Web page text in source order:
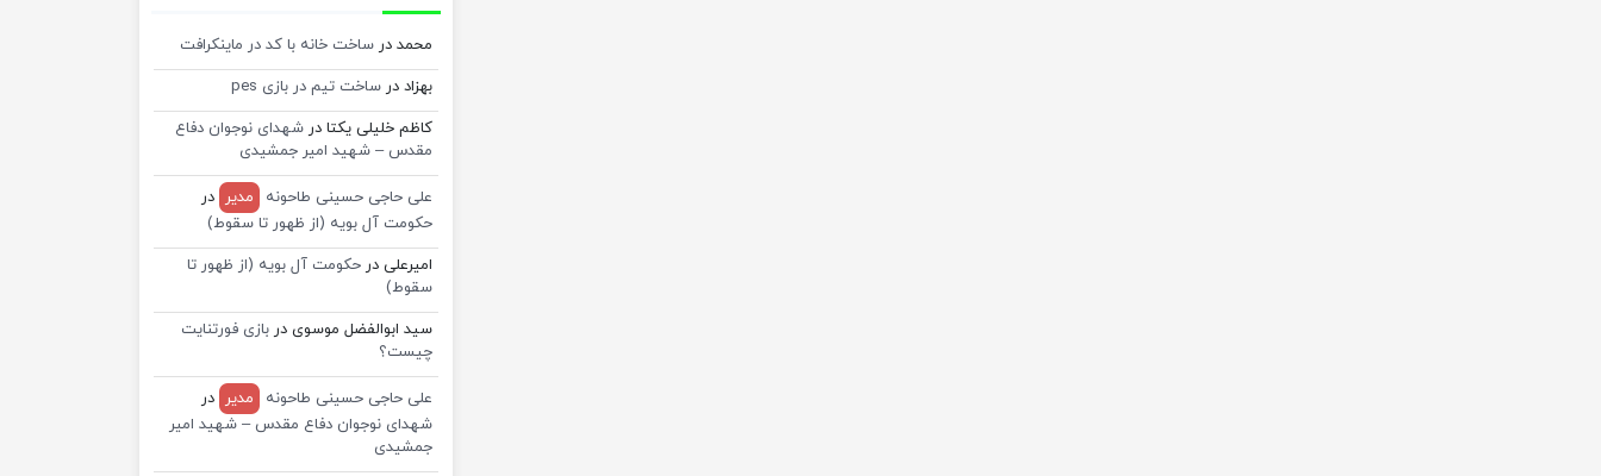
محمد درساخت خانه با کد در ماینکرافت
بهزاد درساخت تیم در بازی pes
کاظم خلیلی یکتا درشهدای نوجوان دفاع
مقدس – شهید امیر جمشیدی
علی حاجی حسینی طاحونه مدیر
در
حکومت آل بویه (از ظهور تا سقوط)
امیرعلی درحکومت آل بویه (از ظهور تا
سقوط)
سید ابوالفضل موسوی دربازی فورتنایت
چیست؟
علی حاجی حسینی طاحونه مدیر
در
شهدای نوجوان دفاع مقدس – شهید امیر
جمشیدی